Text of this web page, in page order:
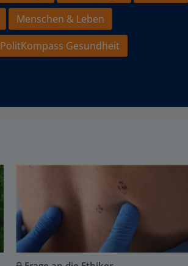
Menschen & Leben
PolitKompass Gesundheit